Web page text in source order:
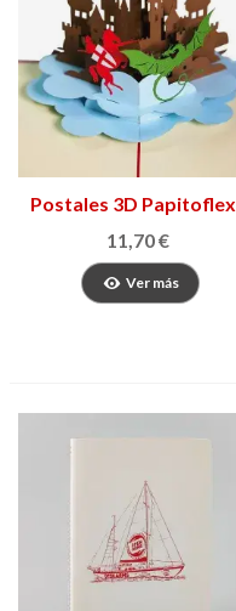
Postales 3D
11,70 €
Ver más